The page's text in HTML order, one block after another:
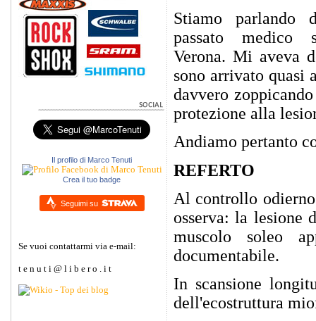
Il profilo di Marco Tenuti
Crea il tuo badge
Seguimi su
Se vuoi contattarmi via e-mail:
t e n u t i @ l i b e r o . i t
Stiamo parlando
passato medico
Verona. Mi aveva
sono arrivato quasi
davvero
protezione alla
Andiamo pertanto
REFERTO
Al controllo
osserva: la lesione
muscolo soleo
documentabile.
In scansione
dell'ecostruttura